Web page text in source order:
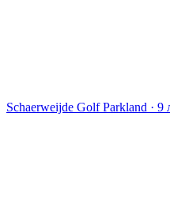
Schaerweijde Golf Parkland · 9